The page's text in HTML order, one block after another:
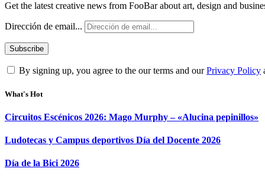
Get the latest creative news from FooBar about art, design and
Dirección de email...
By signing up, you agree to the our terms and ourPrivacy Policy
What's Hot
Circuitos Escénicos 2026: Mago Murphy – «Alucina pepinillos»
Ludotecas y Campus deportivos Día del Docente 2026
Día de la Bici 2026